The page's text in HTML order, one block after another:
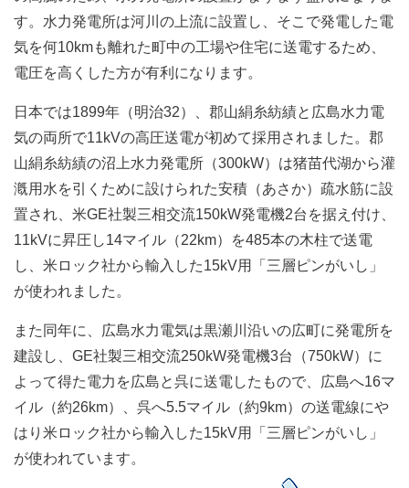
す。水力発電所は河川の上流に設置し、そこで発電した電
気を何10kmも離れた町中の工場や住宅に送電するため、
電圧を高くした方が有利になります。
日本では1899年（明治32）、郡山絹糸紡績と広島水力電
気の両所で11kVの高圧送電が初めて採用されました。郡
山絹糸紡績の沼上水力発電所（300kW）は猪苗代湖から灌
漑用水を引くために設けられた安積（あさか）疏水筋に設
置され、米GE社製三相交流150kW発電機2台を据え付け、
11kVに昇圧し14マイル（22km）を485本の木柱で送電
し、米ロック社から輸入した15kV用「三層ピンがいし」
が使われました。
また同年に、広島水力電気は黒瀬川沿いの広町に発電所を
建設し、GE社製三相交流250kW発電機3台（750kW）に
よって得た電力を広島と呉に送電したもので、広島へ16マ
イル（約26km）、呉へ5.5マイル（約9km）の送電線にや
はり米ロック社から輸入した15kV用「三層ピンがいし」
が使われています。